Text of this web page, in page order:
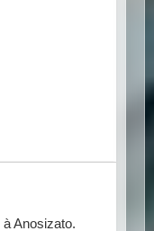
Anosizato.